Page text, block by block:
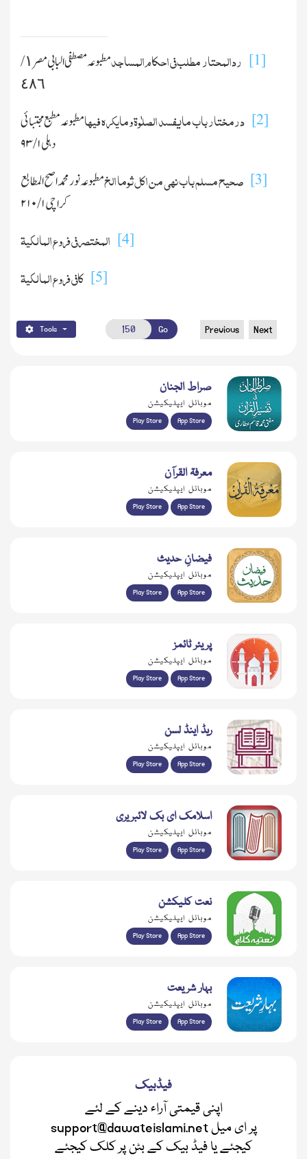
[1] ردالمحتار مطلب فی احکام المساجد
مطبوعہ مصطفی البابی مصر ١ /
٤٨٦
[2] درمختار باب مایفسد الصلٰوۃ ومایکرہ فیہامطبوعہ مطبع مجتبائی
دہلی۱ / ۹۳
[3] صحیح مسلم باب نہی من اکل ثوما الخمطبوعہ نور محمد اصح المطابع
کراچی۱ / ۲۱۰
[4] المختصر فی فروع المالکیۃ
[5] کافی فروع المالکیۃ
Tools Go Previous Next
صراط الجنان
موبائل ایپلیکیشن
Play Store App Store
معرفۃ القرآن
موبائل ایپلیکیشن
Play Store App Store
فیضانِ حدیث
موبائل ایپلیکیشن
Play Store App Store
پریئر ٹائمز
موبائل ایپلیکیشن
Play Store App Store
ریڈ اینڈ لسن
موبائل ایپلیکیشن
Play Store App Store
اسلامک ای بک لائبریری
موبائل ایپلیکیشن
Play Store App Store
نعت کلیکشن
موبائل ایپلیکیشن
Play Store App Store
بہار شریعت
موبائل ایپلیکیشن
Play Store App Store
فیڈبیک
اپنی قیمتی آراء دینے کے لئے
support@dawateislami.net پر ای میل
کیجئے یا فیڈ بیک کے بٹن پر کلک کیجئے